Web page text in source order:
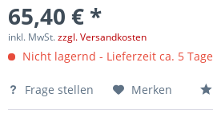
65,40 € *
inkl. MwSt.zzgl. Versandkosten
Nicht lagernd - Lieferzeit ca. 5 Tage
Frage stellen Merken